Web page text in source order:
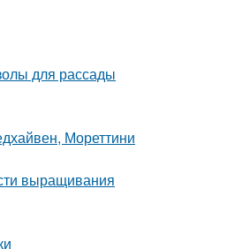
для рассады
Мореттини
выращивания